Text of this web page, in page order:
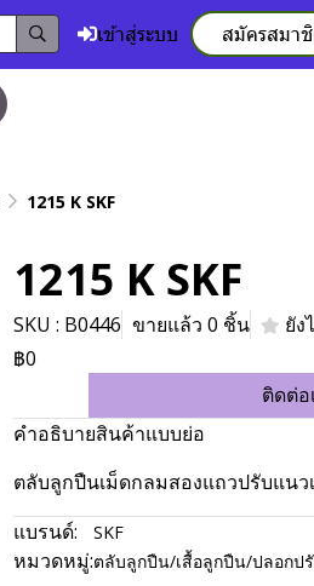
เข้าสู่ระบบ สมัครสมา
1215 K SKF
1215 K SKF
SKU : B0446 ขายแล้ว 0 ชิ้น ยัง
฿0
ติดต่อ
คำอธิบายสินค้าแบบย่อ
ตลับลูกปืนเม็ดกลมสองแถวปรับแนว
แบรนด์:
SKF
หมวดหมู่:ตลับลูกปืน/เสื้อลูกปืน/ปลอกป